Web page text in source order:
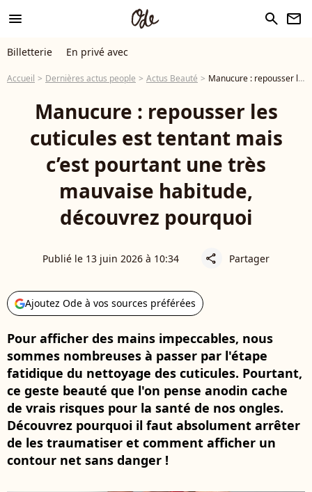
menu search newsletter
Billetterie En privé avec
Accueil Dernières actus people Actus Beauté Manucure : repousser les cuticules est tentant mais c’est pourtant une très mauvaise habitude, découvrez pourquoi
Manucure : repousser les
cuticules est tentant mais
c’est pourtant une très
mauvaise habitude,
découvrez pourquoi
Publié le 13 juin 2026 à 10:34 share Partager
Ajoutez Ode à vos sources préférées
Pour afficher des mains impeccables, nous
sommes nombreuses à passer par l'étape
fatidique du nettoyage des cuticules. Pourtant,
ce geste beauté que l'on pense anodin cache
de vrais risques pour la santé de nos ongles.
Découvrez pourquoi il faut absolument arrêter
de les traumatiser et comment afficher un
contour net sans danger !